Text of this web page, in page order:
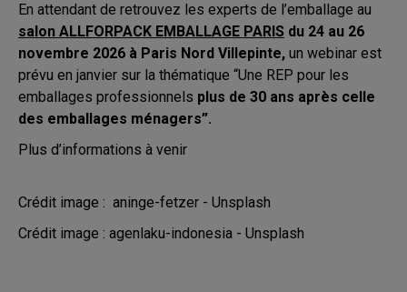
En attendant de retrouvez les experts de l’emballage au
salon ALLFORPACK EMBALLAGE PARIS du 24 au 26
novembre 2026 à Paris Nord Villepinte, un webinar est
prévu en janvier sur la thématique “Une REP pour les
emballages professionnels plus de 30 ans après celle
des emballages ménagers”.
Plus d’informations à venir
Crédit image : aninge-fetzer - Unsplash
Crédit image : agenlaku-indonesia - Unsplash